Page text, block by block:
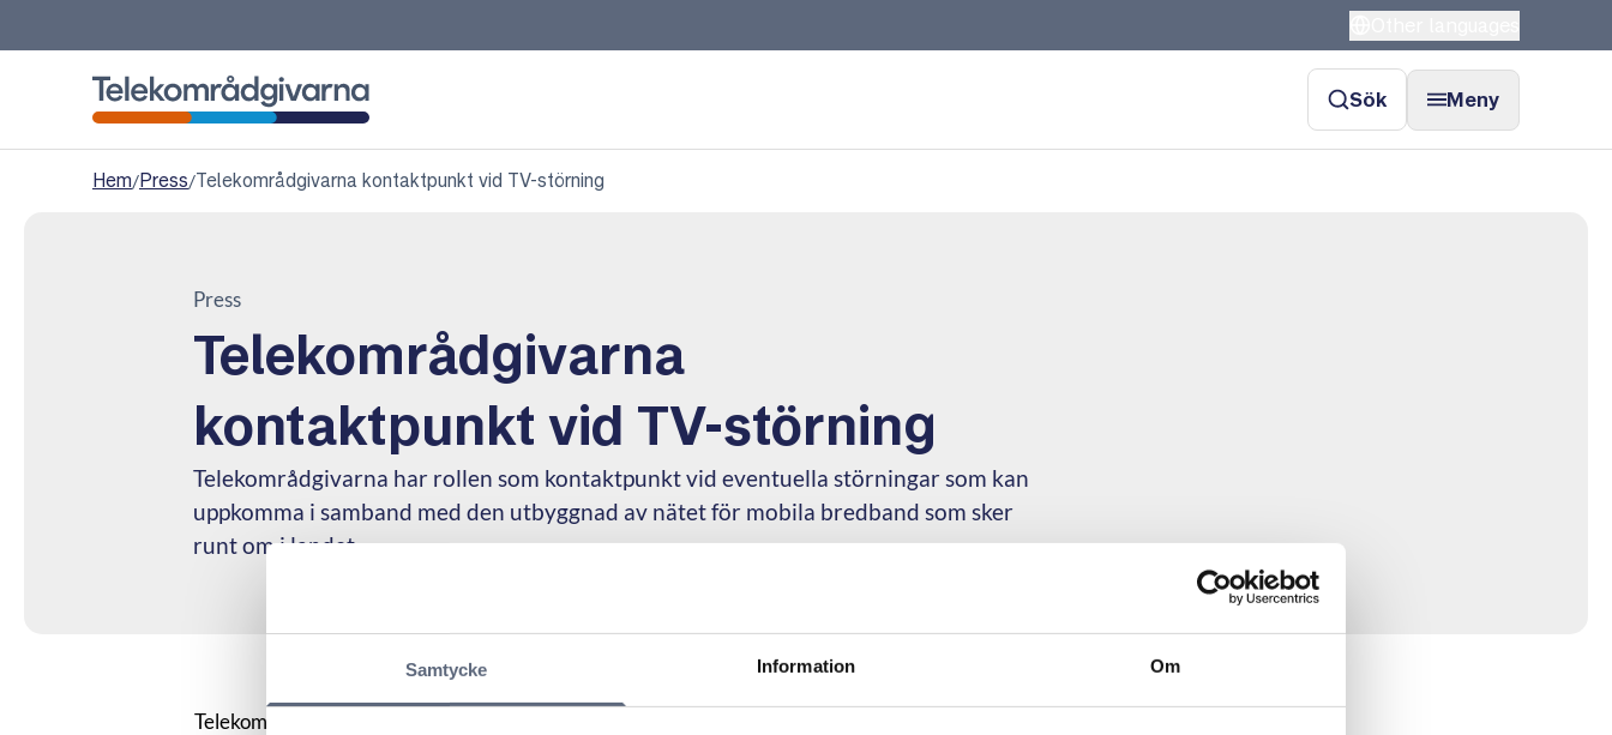
Samtycke Information Om
Sök Meny
Hem/Press/Telekområdgivarna kontaktpunkt vid TV-störning
Press
Telekområdgivarna
kontaktpunkt vid TV-störning
Telekområdgivarna har rollen som kontaktpunkt vid eventuella störningar som kan
uppkomma i samband med den utbyggnad av nätet för mobila bredband som sker
runt om i landet.
Telekområdgivarna har rollen som kontaktpunkt vid eventuella störningar som kan uppkomma i